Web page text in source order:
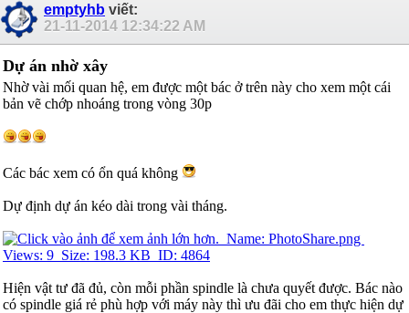
emptyhb viết:
21-11-2014 12:34:22 AM
Dự án nhờ xây
Nhờ vài mối quan hệ, em được một bác ở trên này cho xem một cái
bản vẽ chớp nhoáng trong vòng 30p
Các bác xem có ổn quá không
Dự định dự án kéo dài trong vài tháng.
Hiện vật tư đã đủ, còn mỗi phần spindle là chưa quyết được. Bác nào
có spindle giá rẻ phù hợp với máy này thì ưu đãi cho em thực hiện dự